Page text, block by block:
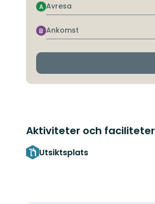
Avresa
A
Ankomst
B
Aktiviteter och faciliteter
Utsiktsplats